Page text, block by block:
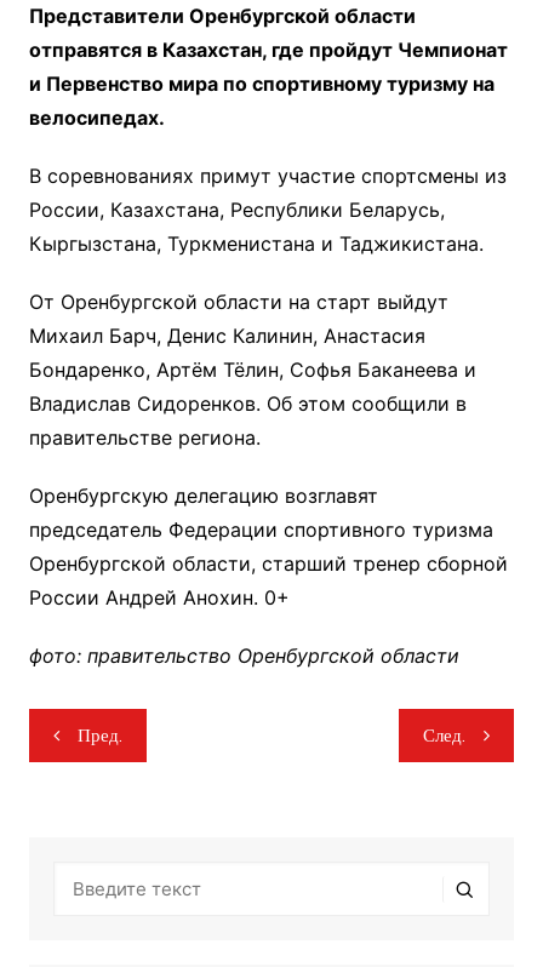
Представители Оренбургской области
отправятся в Казахстан, где пройдут Чемпионат
и Первенство мира по спортивному туризму на
велосипедах.
В соревнованиях примут участие спортсмены из
России, Казахстана, Республики Беларусь,
Кыргызстана, Туркменистана и Таджикистана.
От Оренбургской области на старт выйдут
Михаил Барч, Денис Калинин, Анастасия
Бондаренко, Артём Тёлин, Софья Баканеева и
Владислав Сидоренков. Об этом сообщили в
правительстве региона.
Оренбургскую делегацию возглавят
председатель Федерации спортивного туризма
Оренбургской области, старший тренер сборной
России Андрей Анохин. 0+
фото: правительство Оренбургской области
Навигация
по
Пред. След.